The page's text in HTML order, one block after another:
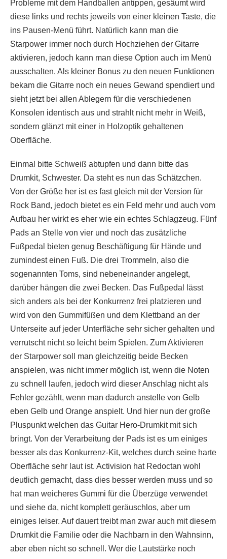
Probleme mit dem Handballen antippen, gesäumt wird
diese links und rechts jeweils von einer kleinen Taste, die
ins Pausen-Menü führt. Natürlich kann man die
Starpower immer noch durch Hochziehen der Gitarre
aktivieren, jedoch kann man diese Option auch im Menü
ausschalten. Als kleiner Bonus zu den neuen Funktionen
bekam die Gitarre noch ein neues Gewand spendiert und
sieht jetzt bei allen Ablegern für die verschiedenen
Konsolen identisch aus und strahlt nicht mehr in Weiß,
sondern glänzt mit einer in Holzoptik gehaltenen
Oberfläche.
Einmal bitte Schweiß abtupfen und dann bitte das
Drumkit, Schwester. Da steht es nun das Schätzchen.
Von der Größe her ist es fast gleich mit der Version für
Rock Band, jedoch bietet es ein Feld mehr und auch vom
Aufbau her wirkt es eher wie ein echtes Schlagzeug. Fünf
Pads an Stelle von vier und noch das zusätzliche
Fußpedal bieten genug Beschäftigung für Hände und
zumindest einen Fuß. Die drei Trommeln, also die
sogenannten Toms, sind nebeneinander angelegt,
darüber hängen die zwei Becken. Das Fußpedal lässt
sich anders als bei der Konkurrenz frei platzieren und
wird von den Gummifüßen und dem Klettband an der
Unterseite auf jeder Unterfläche sehr sicher gehalten und
verrutscht nicht so leicht beim Spielen. Zum Aktivieren
der Starpower soll man gleichzeitig beide Becken
anspielen, was nicht immer möglich ist, wenn die Noten
zu schnell laufen, jedoch wird dieser Anschlag nicht als
Fehler gezählt, wenn man dadurch anstelle von Gelb
eben Gelb und Orange anspielt. Und hier nun der große
Pluspunkt welchen das Guitar Hero-Drumkit mit sich
bringt. Von der Verarbeitung der Pads ist es um einiges
besser als das Konkurrenz-Kit, welches durch seine harte
Oberfläche sehr laut ist. Activision hat Redoctan wohl
deutlich gemacht, dass dies besser werden muss und so
hat man weicheres Gummi für die Überzüge verwendet
und siehe da, nicht komplett geräuschlos, aber um
einiges leiser. Auf dauert treibt man zwar auch mit diesem
Drumkit die Familie oder die Nachbarn in den Wahnsinn,
aber eben nicht so schnell. Wer die Lautstärke noch